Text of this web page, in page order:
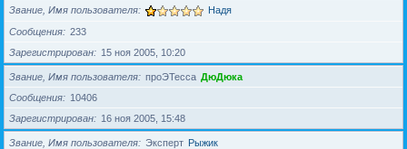
Звание, Имя пользователя Надя
Сообщения
233
Зарегистрирован
15 ноя 2005, 10:20
Звание, Имя пользователя проЭТесса ДюДюка
Сообщения
10406
Зарегистрирован
16 ноя 2005, 15:48
Звание, Имя пользователя Эксперт Рыжик